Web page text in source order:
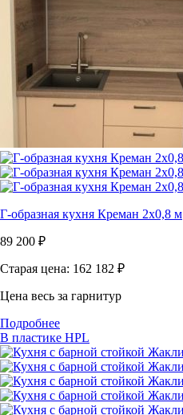
Г-образная кухня Креман 2х0,8 м
89 200 ₽
Старая цена: 162 182 ₽
Цена весь за гарнитур
Подробнее
В пластике HPL